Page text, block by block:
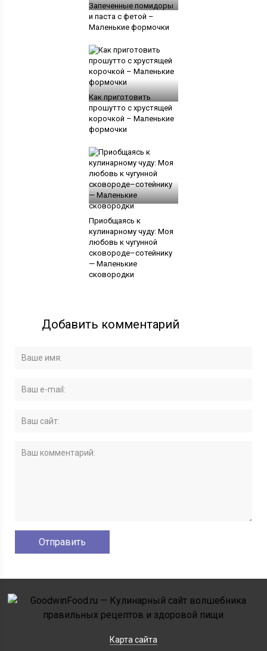
Запеченные помидоры
и паста с фетой –
Маленькие формочки
Как приготовить
прошутто с хрустящей
корочкой – Маленькие
формочки
Приобщаясь к
кулинарному чуду: Моя
любовь к чугунной
сковороде–сотейнику
— Маленькие
сковородки
Добавить комментарий
Карта сайта